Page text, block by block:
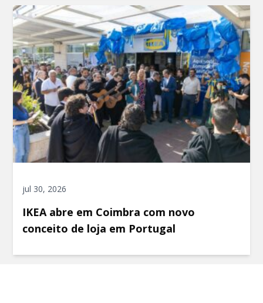
jul 30, 2026
IKEA abre em Coimbra com novo
conceito de loja em Portugal